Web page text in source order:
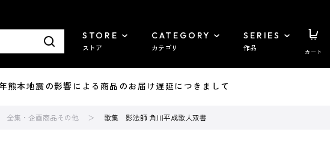
STORE
ストア
CATEGORY
カテゴリ
SERIES
作品 カート
本地震の影響による商品のお届け遅延につきまして
全集・企画商品その他 歌集 影法師 角川平成歌人双書